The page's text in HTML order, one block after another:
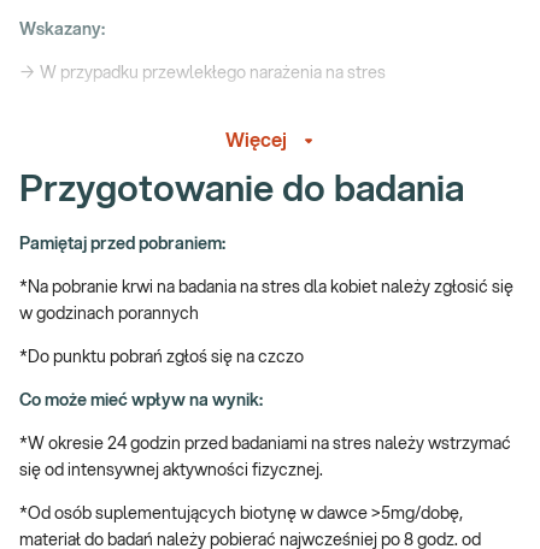
Wskazany:
→ W przypadku przewlekłego narażenia na stres
zaburzenia koncentracji, nieregularne miesiączki, zmniejszone
jelitowe, utrata energii i przewlekłe zmęczenie
→ Profilaktycznie, do oceny stanu zdrowia kobiety
Stres – czym jest i jak na nas oddziałuje?
niepokoju wywołanego trudną sytuacją życiową lub zawodową.
Stres jest naturalną reakcją organizmu, która skłania nas do
zagrożeniom. Każdy człowiek reaguje na stres w indywidualny
sposób, niemniej jednak szczególnie długotrwałe narażenie na
stres może wywoływać niepokojące – psychiczne i somatyczne
objawy. Objawy te w wielu przypadkach mogą być niespecyficzne,
Więcej
Przygotowanie do badania
Pamiętaj przed pobraniem:
*Na pobranie krwi na badania na stres dla kobiet należy zgłosić się
w godzinach porannych
*Do punktu pobrań zgłoś się na czczo
Co może mieć wpływ na wynik:
*W okresie 24 godzin przed badaniami na stres należy wstrzymać
się od intensywnej aktywności fizycznej.
*Od osób suplementujących biotynę w dawce >5mg/dobę,
materiał do badań należy pobierać najwcześniej po 8 godz. od